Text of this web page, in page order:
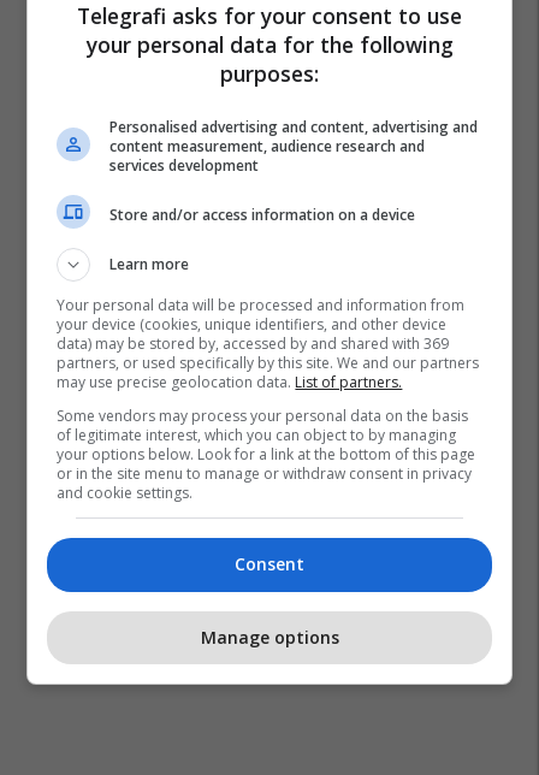
Telegrafi asks for your consent to use
your personal data for the following
purposes:
Personalised advertising and content, advertising and
content measurement, audience research and
services development
Store and/or access information on a device
Learn more
Your personal data will be processed and information from
your device (cookies, unique identifiers, and other device
data) may be stored by, accessed by and shared with 369
partners, or used specifically by this site. We and our partners
may use precise geolocation data. List of partners.
Some vendors may process your personal data on the basis
of legitimate interest, which you can object to by managing
your options below. Look for a link at the bottom of this page
or in the site menu to manage or withdraw consent in privacy
and cookie settings.
Consent
Manage options